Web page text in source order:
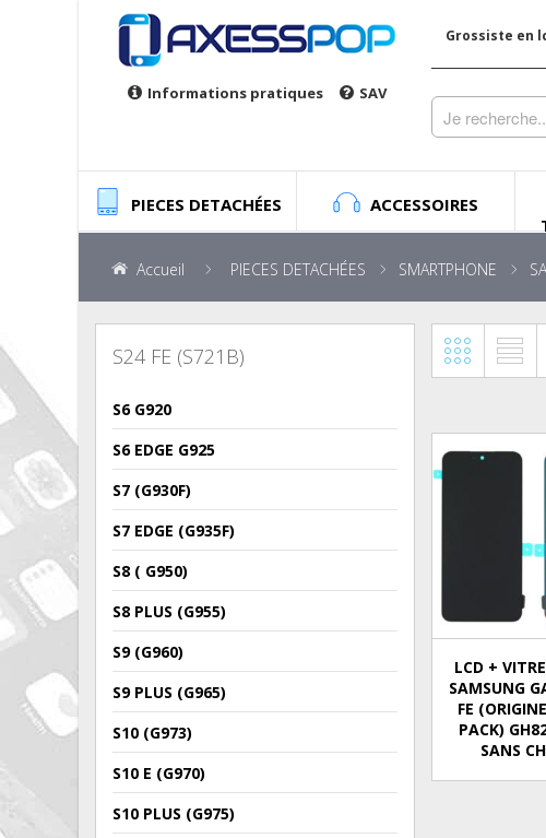
Informations pratiques SAV
Grossiste en
PIECES DETACHÉES ACCESSOIRES
Accueil PIECES DETACHÉES SMARTPHONE
S24 FE (S721B)
S6 G920
S6 EDGE G925
S7 (G930F)
S7 EDGE (G935F)
S8 ( G950)
S8 PLUS (G955)
S9 (G960)
S9 PLUS (G965)
S10 (G973)
S10 E (G970)
S10 PLUS (G975)
LCD +
SAMSUNG
FE
PACK)
SANS